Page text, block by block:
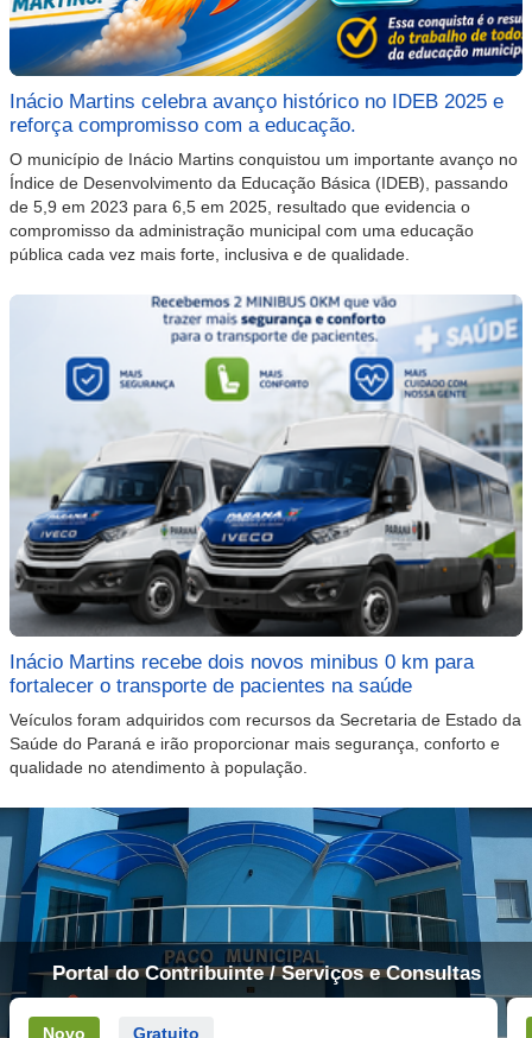
Inácio Martins celebra avanço histórico no IDEB 2025 e
reforça compromisso com a educação.
O município de Inácio Martins conquistou um importante avanço no
Índice de Desenvolvimento da Educação Básica (IDEB), passando
de 5,9 em 2023 para 6,5 em 2025, resultado que evidencia o
compromisso da administração municipal com uma educação
pública cada vez mais forte, inclusiva e de qualidade.
Inácio Martins recebe dois novos minibus 0 km para
fortalecer o transporte de pacientes na saúde
Veículos foram adquiridos com recursos da Secretaria de Estado da
Saúde do Paraná e irão proporcionar mais segurança, conforto e
qualidade no atendimento à população.
Portal do Contribuinte / Serviços e Consultas
Novo Gratuito